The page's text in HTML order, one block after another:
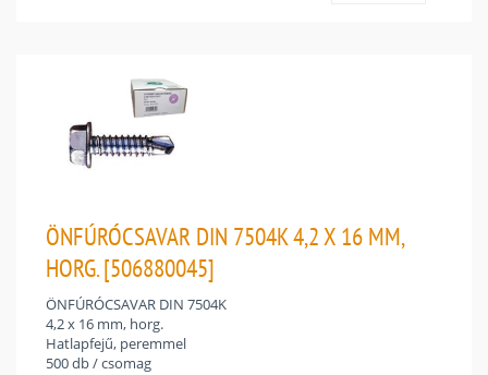
ÖNFÚRÓCSAVAR DIN 7504K 4,2 X 16 MM,
HORG. [506880045]
ÖNFÚRÓCSAVAR DIN 7504K
4,2 x 16 mm, horg.
Hatlapfejű, peremmel
500 db / csomag